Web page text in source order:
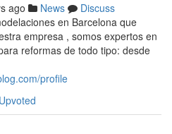
ago News
Discuss
en Barcelona que
empresa , somos expertos en
reformas de todo tipo: desde
profile